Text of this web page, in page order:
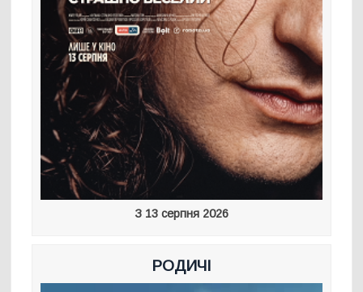
З 13 серпня 2026
РОДИЧІ